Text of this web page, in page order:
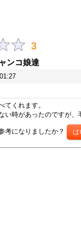
3
ンコ娘達
01:27
てくれます。
い時があったのですが
考になりましたか？